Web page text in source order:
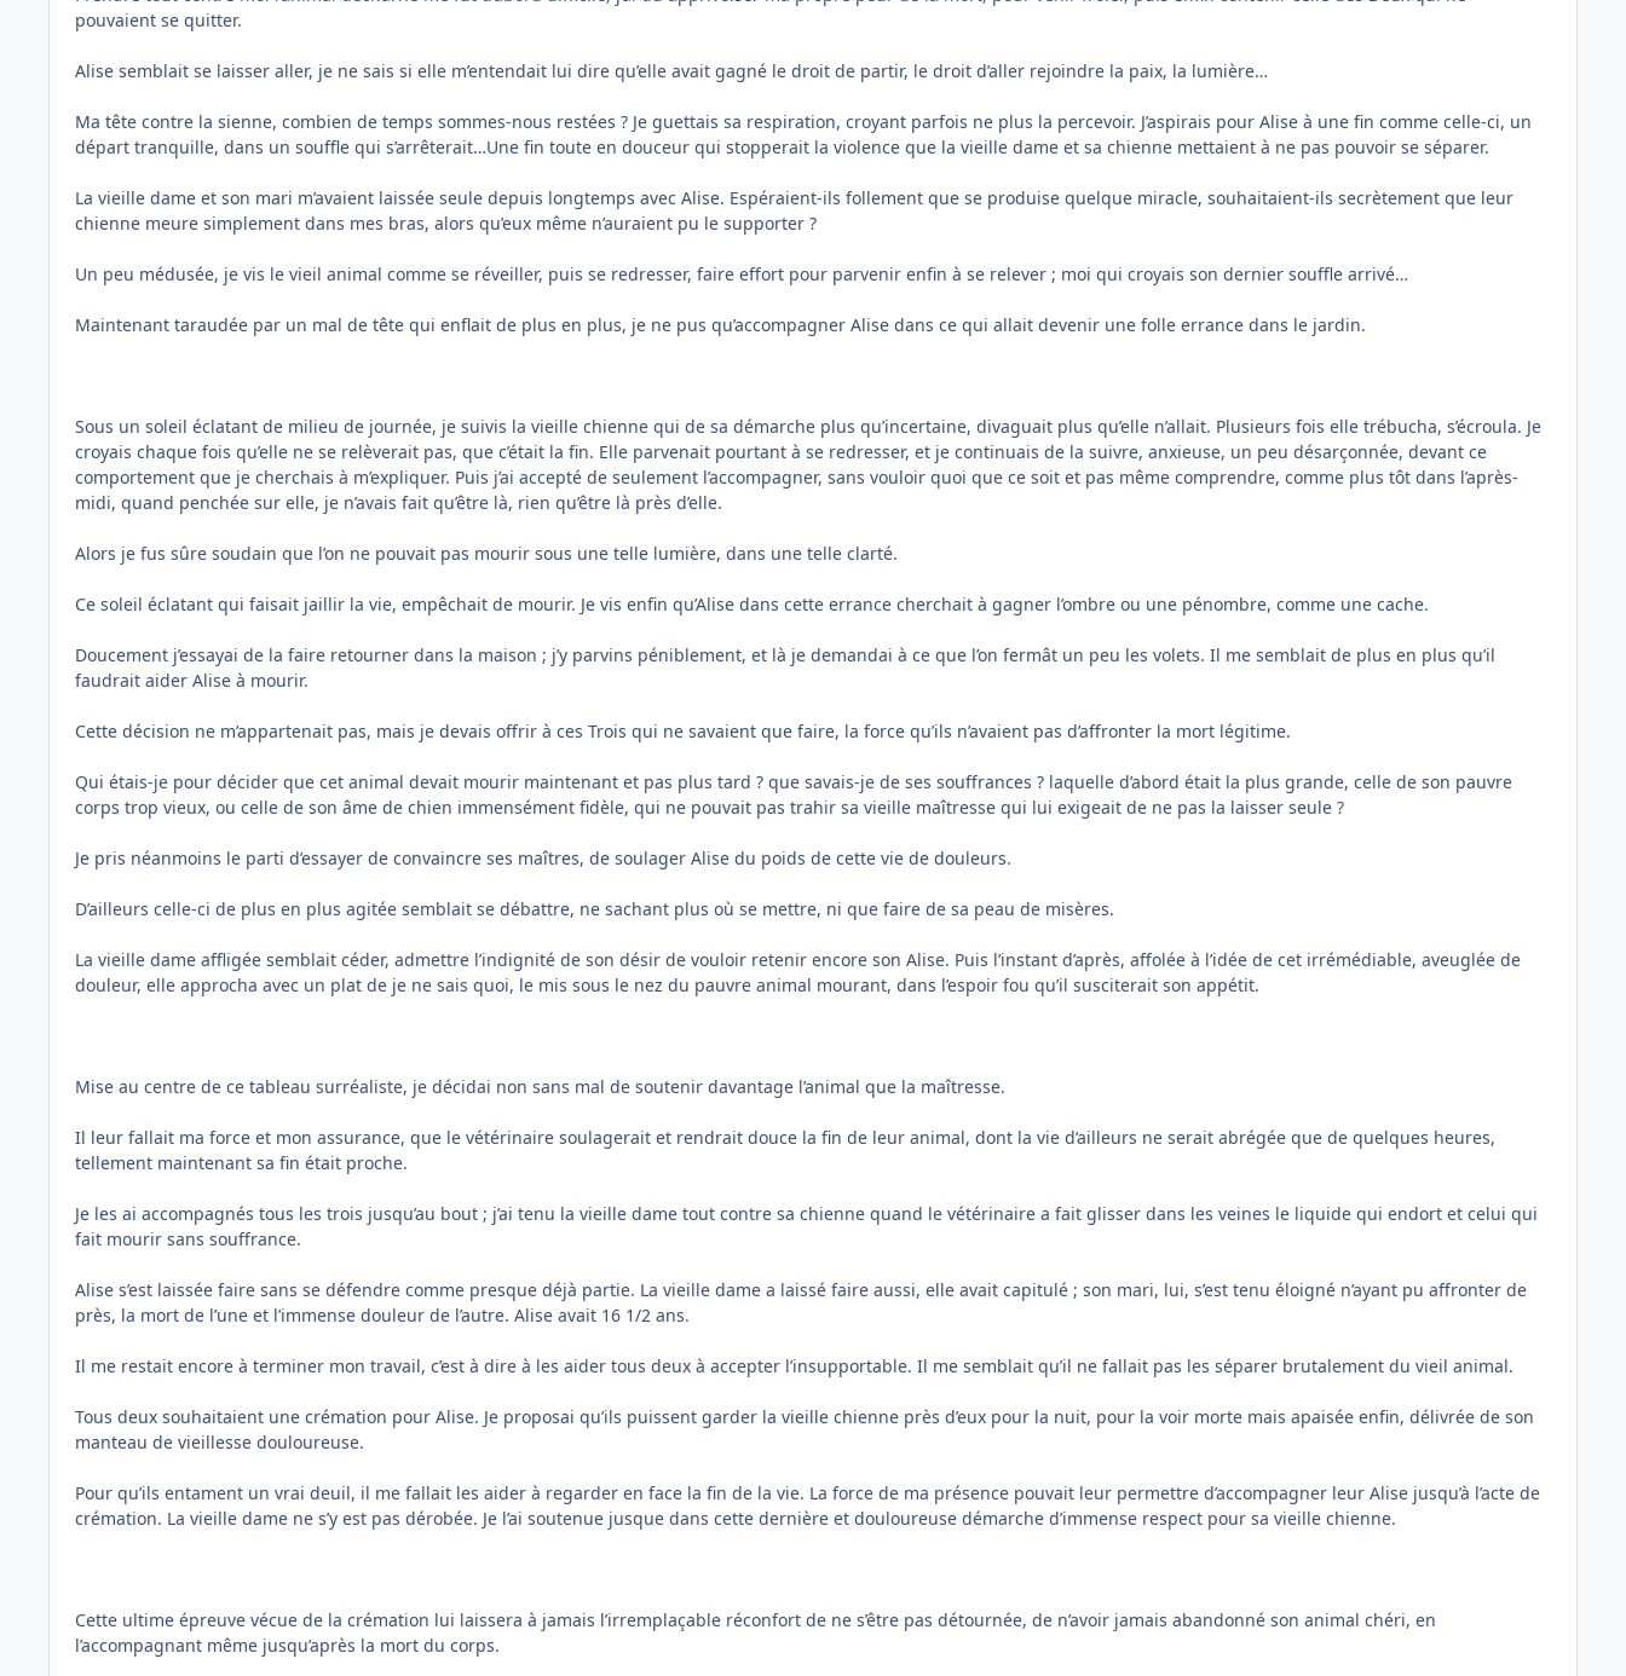
pouvaient se quitter.
Alise semblait se laisser aller, je ne sais si elle m’entendait lui dire qu’elle avait gagné le droit de partir, le droit d’aller rejoindre la paix, la lumière…
Ma tête contre la sienne, combien de temps sommes-nous restées ? Je guettais sa respiration, croyant parfois ne plus la percevoir. J’aspirais pour Alise à une fin comme celle-ci, un
départ tranquille, dans un souffle qui s’arrêterait…Une fin toute en douceur qui stopperait la violence que la vieille dame et sa chienne mettaient à ne pas pouvoir se séparer.
La vieille dame et son mari m’avaient laissée seule depuis longtemps avec Alise. Espéraient-ils follement que se produise quelque miracle, souhaitaient-ils secrètement que leur
chienne meure simplement dans mes bras, alors qu’eux même n’auraient pu le supporter ?
Un peu médusée, je vis le vieil animal comme se réveiller, puis se redresser, faire effort pour parvenir enfin à se relever ; moi qui croyais son dernier souffle arrivé…
Maintenant taraudée par un mal de tête qui enflait de plus en plus, je ne pus qu’accompagner Alise dans ce qui allait devenir une folle errance dans le jardin.
Sous un soleil éclatant de milieu de journée, je suivis la vieille chienne qui de sa démarche plus qu’incertaine, divaguait plus qu’elle n’allait. Plusieurs fois elle trébucha, s’écroula. Je
croyais chaque fois qu’elle ne se relèverait pas, que c’était la fin. Elle parvenait pourtant à se redresser, et je continuais de la suivre, anxieuse, un peu désarçonnée, devant ce
comportement que je cherchais à m’expliquer. Puis j’ai accepté de seulement l’accompagner, sans vouloir quoi que ce soit et pas même comprendre, comme plus tôt dans l’après-
midi, quand penchée sur elle, je n’avais fait qu’être là, rien qu’être là près d’elle.
Alors je fus sûre soudain que l’on ne pouvait pas mourir sous une telle lumière, dans une telle clarté.
Ce soleil éclatant qui faisait jaillir la vie, empêchait de mourir. Je vis enfin qu’Alise dans cette errance cherchait à gagner l’ombre ou une pénombre, comme une cache.
Doucement j’essayai de la faire retourner dans la maison ; j’y parvins péniblement, et là je demandai à ce que l’on fermât un peu les volets. Il me semblait de plus en plus qu’il
faudrait aider Alise à mourir.
Cette décision ne m’appartenait pas, mais je devais offrir à ces Trois qui ne savaient que faire, la force qu’ils n’avaient pas d’affronter la mort légitime.
Qui étais-je pour décider que cet animal devait mourir maintenant et pas plus tard ? que savais-je de ses souffrances ? laquelle d’abord était la plus grande, celle de son pauvre
corps trop vieux, ou celle de son âme de chien immensément fidèle, qui ne pouvait pas trahir sa vieille maîtresse qui lui exigeait de ne pas la laisser seule ?
Je pris néanmoins le parti d’essayer de convaincre ses maîtres, de soulager Alise du poids de cette vie de douleurs.
D’ailleurs celle-ci de plus en plus agitée semblait se débattre, ne sachant plus où se mettre, ni que faire de sa peau de misères.
La vieille dame affligée semblait céder, admettre l’indignité de son désir de vouloir retenir encore son Alise. Puis l’instant d’après, affolée à l’idée de cet irrémédiable, aveuglée de
douleur, elle approcha avec un plat de je ne sais quoi, le mis sous le nez du pauvre animal mourant, dans l’espoir fou qu’il susciterait son appétit.
Mise au centre de ce tableau surréaliste, je décidai non sans mal de soutenir davantage l’animal que la maîtresse.
Il leur fallait ma force et mon assurance, que le vétérinaire soulagerait et rendrait douce la fin de leur animal, dont la vie d’ailleurs ne serait abrégée que de quelques heures,
tellement maintenant sa fin était proche.
Je les ai accompagnés tous les trois jusqu’au bout ; j’ai tenu la vieille dame tout contre sa chienne quand le vétérinaire a fait glisser dans les veines le liquide qui endort et celui qui
fait mourir sans souffrance.
Alise s’est laissée faire sans se défendre comme presque déjà partie. La vieille dame a laissé faire aussi, elle avait capitulé ; son mari, lui, s’est tenu éloigné n’ayant pu affronter de
près, la mort de l’une et l’immense douleur de l’autre. Alise avait 16 1/2 ans.
Il me restait encore à terminer mon travail, c’est à dire à les aider tous deux à accepter l’insupportable. Il me semblait qu’il ne fallait pas les séparer brutalement du vieil animal.
Tous deux souhaitaient une crémation pour Alise. Je proposai qu’ils puissent garder la vieille chienne près d’eux pour la nuit, pour la voir morte mais apaisée enfin, délivrée de son
manteau de vieillesse douloureuse.
Pour qu’ils entament un vrai deuil, il me fallait les aider à regarder en face la fin de la vie. La force de ma présence pouvait leur permettre d’accompagner leur Alise jusqu’à l’acte de
crémation. La vieille dame ne s’y est pas dérobée. Je l’ai soutenue jusque dans cette dernière et douloureuse démarche d’immense respect pour sa vieille chienne.
Cette ultime épreuve vécue de la crémation lui laissera à jamais l’irremplaçable réconfort de ne s’être pas détournée, de n’avoir jamais abandonné son animal chéri, en
l’accompagnant même jusqu’après la mort du corps.